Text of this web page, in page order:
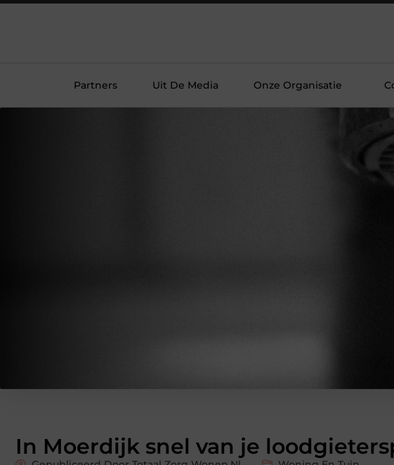
Partners Uit De Media Onze Organisatie
In Moerdijk snel van je